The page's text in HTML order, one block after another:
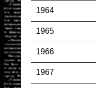
1964
1965
1966
1967